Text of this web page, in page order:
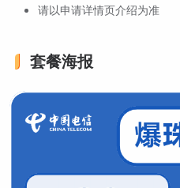
请以申请详情页介绍为准
套餐海报